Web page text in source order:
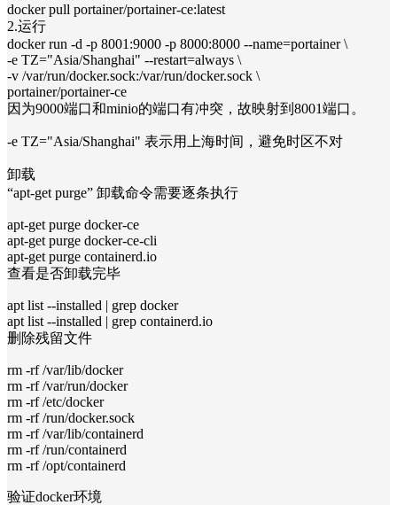
docker pull portainer/portainer-ce:latest
2.运行
docker run -d -p 8001:9000 -p 8000:8000 --name=portainer \
-e TZ="Asia/Shanghai" --restart=always \
-v /var/run/docker.sock:/var/run/docker.sock \
portainer/portainer-ce
因为9000端口和minio的端口有冲突，故映射到8001端口。
-e TZ="Asia/Shanghai" 表示用上海时间，避免时区不对
卸载
“apt-get purge” 卸载命令需要逐条执行
apt-get purge docker-ce
apt-get purge docker-ce-cli
apt-get purge containerd.io
查看是否卸载完毕
apt list --installed | grep docker
apt list --installed | grep containerd.io
删除残留文件
rm -rf /var/lib/docker
rm -rf /var/run/docker
rm -rf /etc/docker
rm -rf /run/docker.sock
rm -rf /var/lib/containerd
rm -rf /run/containerd
rm -rf /opt/containerd
验证docker环境